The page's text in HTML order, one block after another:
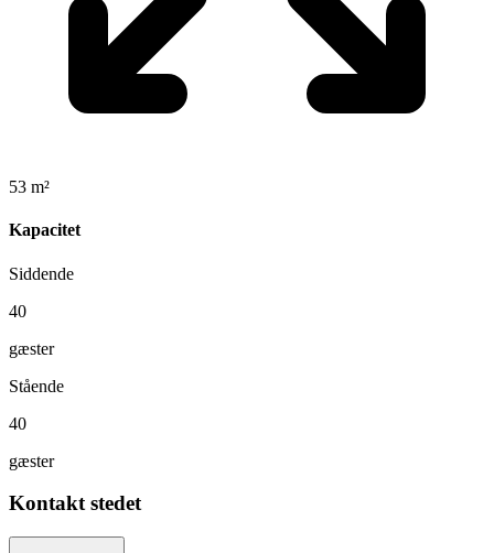
53 m²
Kapacitet
Siddende
40
gæster
Stående
40
gæster
Kontakt stedet